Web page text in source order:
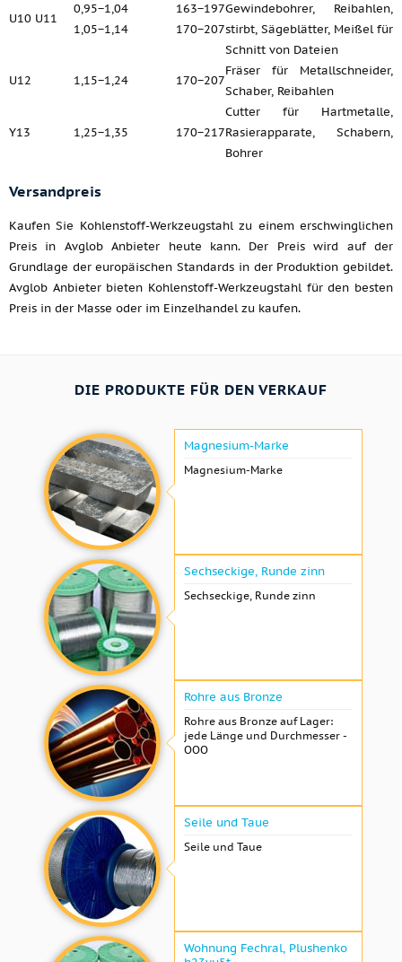
U10 U11
0,95−1,04
1,05−1,14
163−197
170−207
Gewindebohrer, Reibahlen,
stirbt, Sägeblätter, Meißel für
Schnitt von Dateien
U12
1,15−1,24 170−207
Fräser für Metallschneider,
Schaber, Reibahlen
Y13 1,25−1,35 170−217
Cutter für Hartmetalle,
Rasierapparate, Schabern,
Bohrer
Versandpreis
Kaufen Sie Kohlenstoff-Werkzeugstahl zu einem erschwinglichen
Preis in Avglob Anbieter heute kann. Der Preis wird auf der
Grundlage der europäischen Standards in der Produktion gebildet.
Avglob Anbieter bieten Kohlenstoff-Werkzeugstahl für den besten
Preis in der Masse oder im Einzelhandel zu kaufen.
DIE PRODUKTE FÜR DEN VERKAUF
Magnesium-Marke
Magnesium-Marke
Sechseckige, Runde zinn
Sechseckige, Runde zinn
Rohre aus Bronze
Rohre aus Bronze auf Lager:
jede Länge und Durchmesser -
OOO
Seile und Taue
Seile und Taue
Wohnung Fechral, ​​Plushenko